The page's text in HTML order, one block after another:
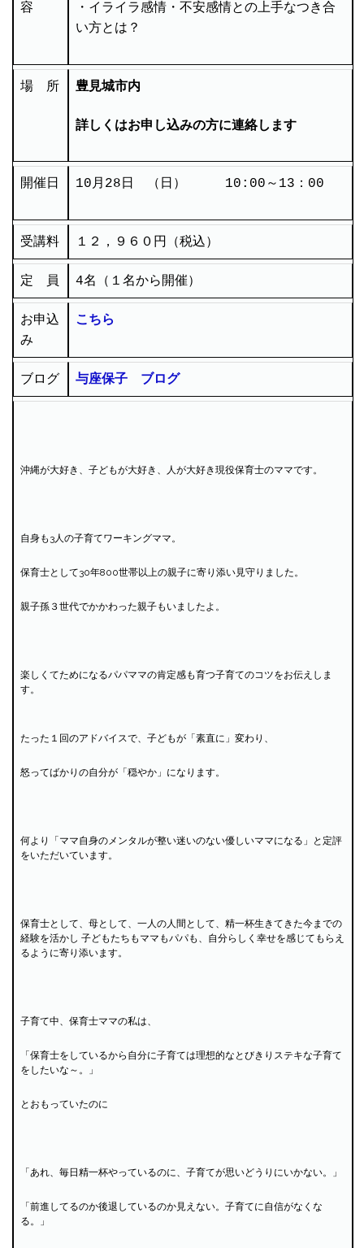
容
・イライラ感情・不安感情との上手なつき合
い方とは？
場 所 豊見城市内
詳しくはお申し込みの方に連絡します
開催日 10月28日 （日） 10:00～13：00
受講料 １２，９６０円（税込）
定 員 4名（１名から開催）
お申込
み
こちら
ブログ 与座保子 ブログ
沖縄が大好き、子どもが大好き、人が大好き現役保育士のママです。
自身も3人の子育てワーキングママ。
保育士として30年800世帯以上の親子に寄り添い見守りました。
親子孫３世代でかかわった親子もいましたよ。
楽しくてためになるパパママの肯定感も育つ子育てのコツをお伝えしま
す。
たった１回のアドバイスで、子どもが「素直に」変わり、
怒ってばかりの自分が「穏やか」になります。
何より「ママ自身のメンタルが整い迷いのない優しいママになる」と定評
をいただいています。
保育士として、母として、一人の人間として、精一杯生きてきた今までの
経験を活かし 子どもたちもママもパパも、自分らしく幸せを感じてもらえ
るように寄り添います。
子育て中、保育士ママの私は、
「保育士をしているから自分に子育ては理想的なとびきりステキな子育て
をしたいな～。」
とおもっていたのに
「あれ、毎日精一杯やっているのに、子育てが思いどうりにいかない。」
「前進してるのか後退しているのか見えない。子育てに自信がなくな
る。」